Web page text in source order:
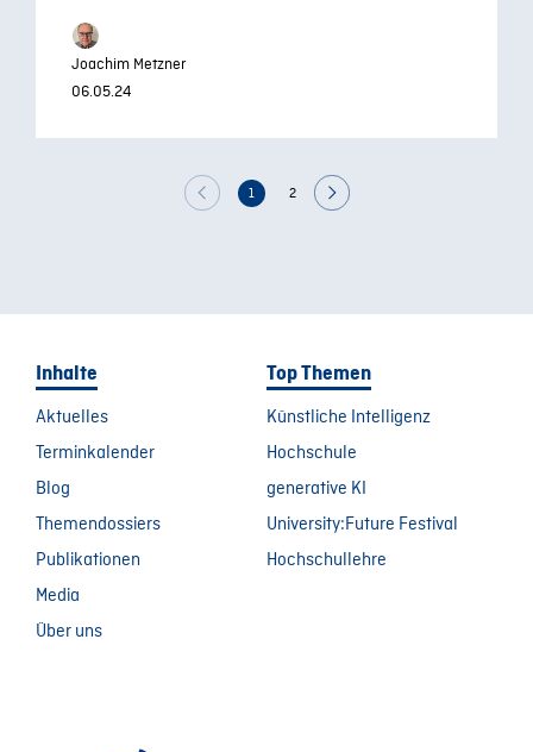
Joachim Metzner
06.05.24
1 2
Inhalte
Aktuelles
Terminkalender
Blog
Themendossiers
Publikationen
Media
Über uns
Top Themen
Künstliche Intelligenz
Hochschule
generative KI
University:Future Festival
Hochschullehre